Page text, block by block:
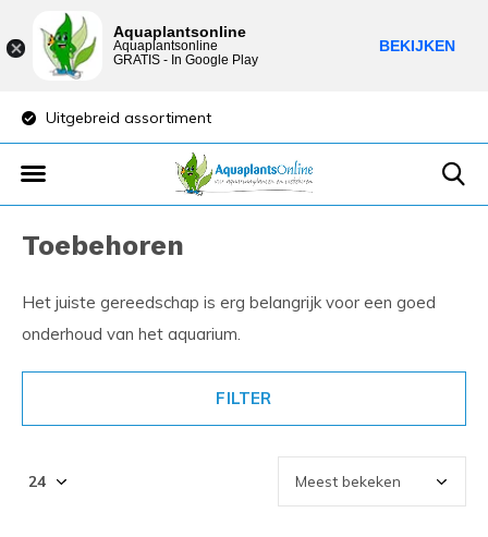
Uitgebreid assortiment
Toebehoren
Het juiste gereedschap is erg belangrijk voor een goed
onderhoud van het aquarium.
FILTER
Aquaplantsonline
Aquaplantsonline
GRATIS - In Google Play
BEKIJKEN